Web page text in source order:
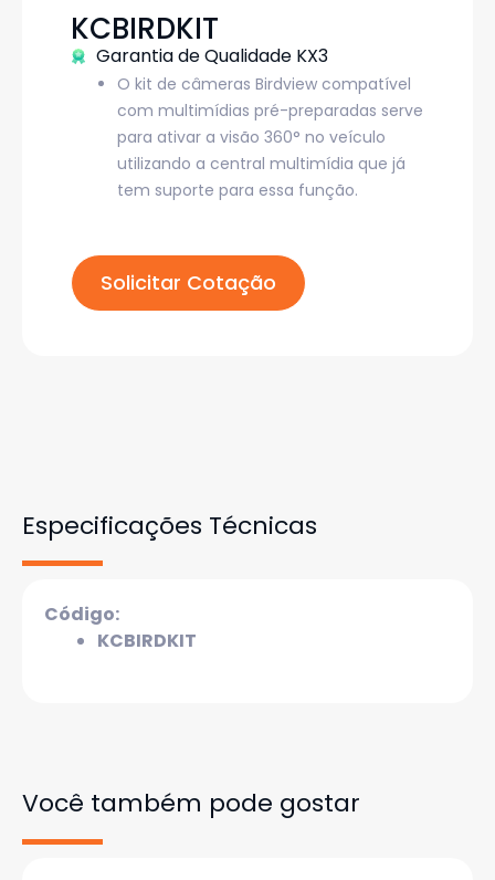
KCBIRDKIT
Garantia de Qualidade KX3
O kit de câmeras Birdview compatível
com multimídias pré-preparadas serve
para ativar a visão 360° no veículo
utilizando a central multimídia que já
tem suporte para essa função.
Solicitar Cotação
Especificações Técnicas
Código:
KCBIRDKIT
Você também pode gostar